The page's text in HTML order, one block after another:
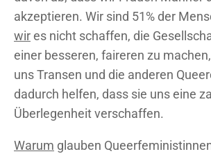
akzeptieren. Wir sind 51% der
wires nicht schaffen, die
einer besseren, faireren zu
uns Transen und die anderen
dadurch helfen, dass sie uns eine
Überlegenheit verschaffen.
Warum glauben